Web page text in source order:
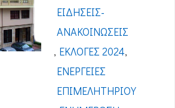
ΕΙΔΉΣΕΙΣ-
ΑΝΑΚΟΙΝΏΣΕΙΣ
, ΕΚΛΟΓΈΣ 2024,
ΕΝΈΡΓΕΙΕΣ
ΕΠΙΜΕΛΗΤΗΡΊΟΥ